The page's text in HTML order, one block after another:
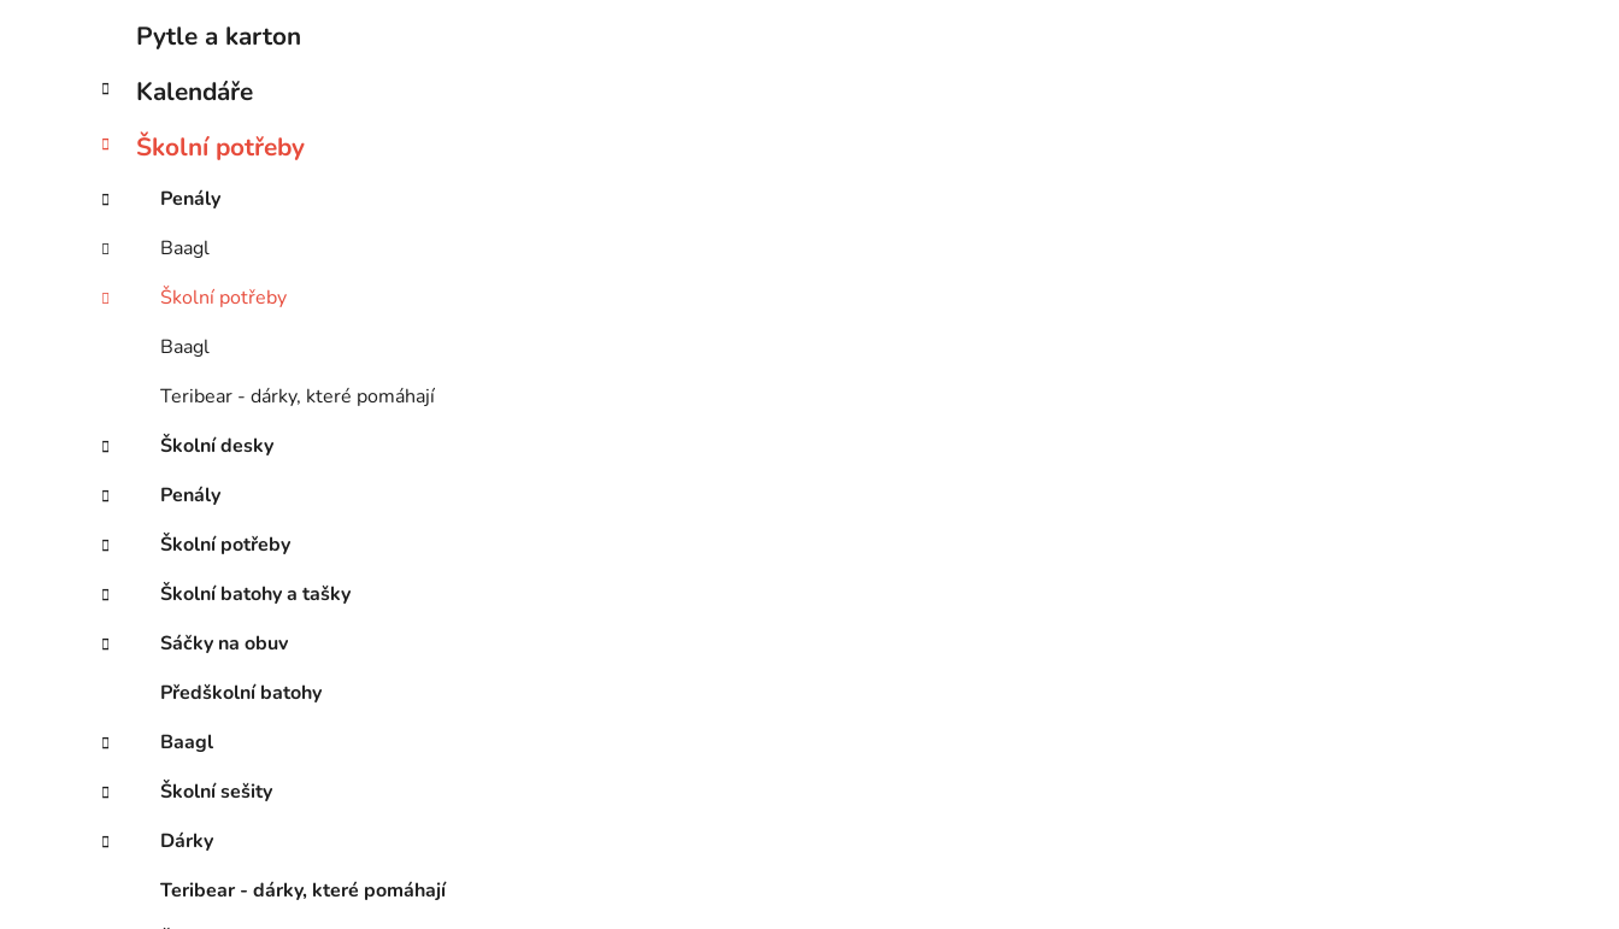
Pytle a karton
Kalendáře
Školní potřeby
Penály
Baagl
Školní potřeby
Baagl
Teribear - dárky, které pomáhají
Školní desky
Penály
Školní potřeby
Školní batohy a tašky
Sáčky na obuv
Předškolní batohy
Baagl
Školní sešity
Dárky
Teribear - dárky, které pomáhají